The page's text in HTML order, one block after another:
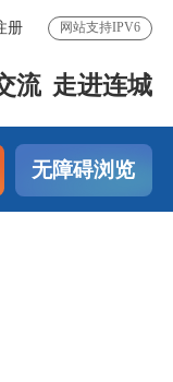
册 网站支持IPV6
流 走进连城
无障碍浏览